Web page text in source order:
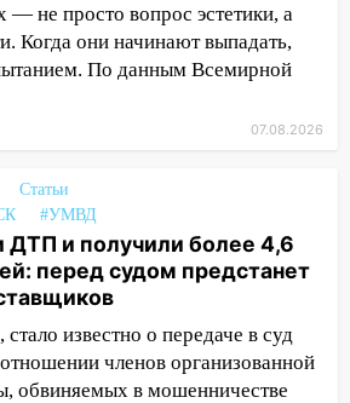
ливнями: прогноз
области на
за один день
на пляже и
мужчина
страйкбольную
— не просто вопрос эстетики, а
Когда они начинают выпадать,
По данным Всемирной
07.08.2026
Статьи
#УМВД
ДТП и получили более 4,6
перед судом предстанет
стало известно о передаче в суд
членов организованной
обвиняемых в мошенничестве